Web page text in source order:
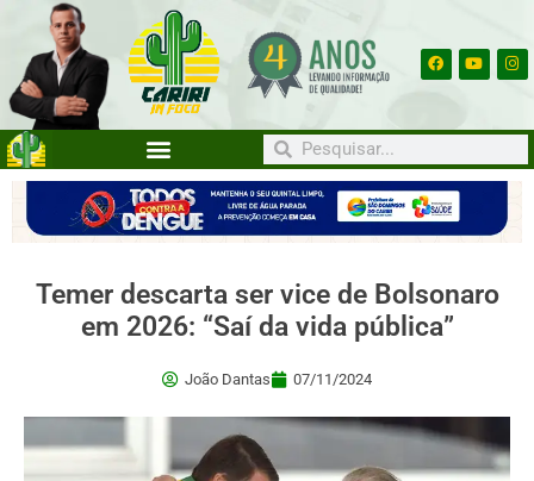
Temer descarta ser vice de Bolsonaro
em 2026: “Saí da vida pública”
João Dantas 07/11/2024